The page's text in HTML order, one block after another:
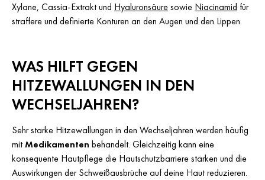
Xylane, Cassia-Extrakt und Hyaluronsäuresowie Niacinamid für
straffere und definierte Konturen an den Augen und den Lippen.
WAS HILFT GEGEN
HITZEWALLUNGEN IN DEN
WECHSELJAHREN?
Sehr starke Hitzewallungen in den Wechseljahren werden häufig
mitMedikamenten behandelt. Gleichzeitig kann eine
konsequente Hautpflege die Hautschutzbarriere stärken und die
Auswirkungen der Schweißausbrüche auf deine Haut reduzieren.